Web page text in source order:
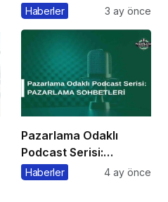
Başlıyor
Haberler 3 ay önce
Pazarlama Odaklı
Podcast Serisi:
Pazarlama Sohbetleri
Haberler 4 ay önce